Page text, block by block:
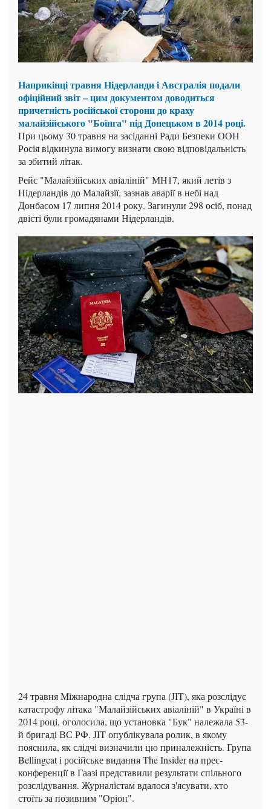
Наприкінці травня Нідерланди і Австралія подали
офіційний звіт – цим документом доводиться
причетність російської сторони до краху
малайзійського "Боїнга" під Донецьком в 2014 році.
При цьому 30 травня на засіданні Ради Безпеки ООН
Росія відкинула вимогу визнати свою відповідальність
за збитий літак.
Рейс "Малайзійських авіаліній" МН17, який летів з
Нідерландів до Малайзії, зазнав аварії в небі над
Донбасом 17 липня 2014 року. Загинули 298 осіб, понад
двісті були громадянами Нідерландів.
24 травня Міжнародна слідча група (JIT), яка розслідує
катастрофу літака "Малайзійських авіаліній" в Україні в
2014 році, оголосила, що установка "Бук" належала 53-
й бригаді ВС РФ. JIT опублікувала ролик, в якому
пояснила, як слідчі визначили цю приналежність. Група
Bellingcat і російське видання The Insider на прес-
конференції в Гаазі представили результати спільного
розслідування. Журналістам вдалося з'ясувати, хто
стоїть за позивним "Оріон".